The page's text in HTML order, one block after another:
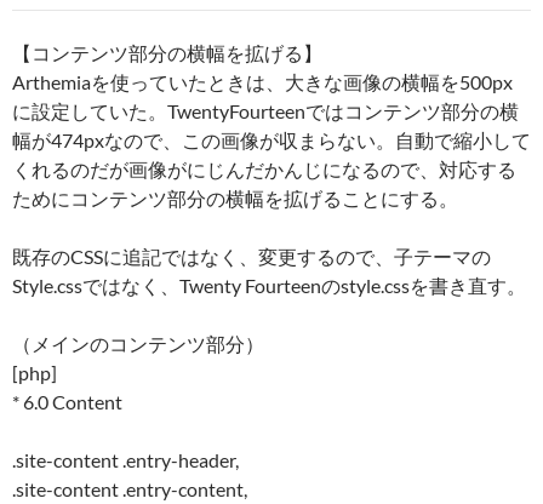
【コンテンツ部分の横幅を拡げる】
Arthemiaを使っていたときは、大きな画像の横幅を500px
に設定していた。TwentyFourteenではコンテンツ部分の横
幅が474pxなので、この画像が収まらない。自動で縮小して
くれるのだが画像がにじんだかんじになるので、対応する
ためにコンテンツ部分の横幅を拡げることにする。
既存のCSSに追記ではなく、変更するので、子テーマの
Style.cssではなく、Twenty Fourteenのstyle.cssを書き直す。
（メインのコンテンツ部分）
[php]
* 6.0 Content
.site-content .entry-header,
.site-content .entry-content,